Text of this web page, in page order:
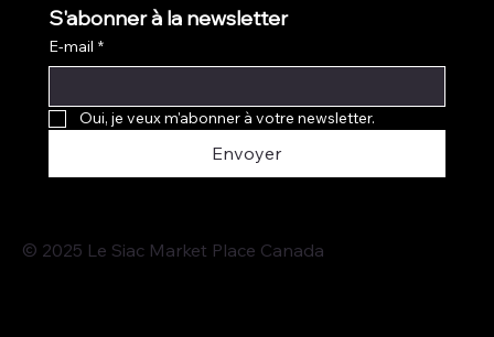
S'abonner à la newsletter
E-mail *
Oui, je veux m'abonner à votre newsletter.
Envoyer
© 2025 Le Siac Market Place Canada